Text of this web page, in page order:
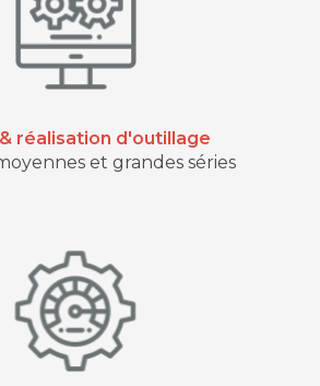
réalisation d'outillage
et grandes séries